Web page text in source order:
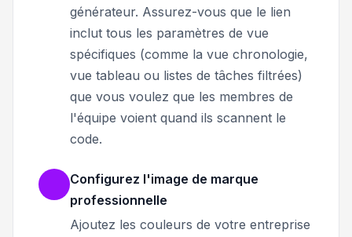
générateur. Assurez-vous que le lien
inclut tous les paramètres de vue
spécifiques (comme la vue chronologie,
vue tableau ou listes de tâches filtrées)
que vous voulez que les membres de
l'équipe voient quand ils scannent le
code.
Configurez l'image de marque
professionnelle
Ajoutez les couleurs de votre entreprise